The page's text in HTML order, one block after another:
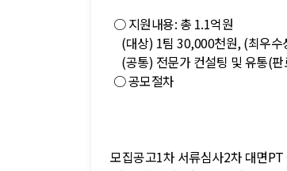
○ 지원내용: 총 1.1억원
(대상) 1팀 30,000천원, (최우수
(공통) 전문가 컨설팅 및 유통(
○ 공모절차
모집공고1차 서류심사2차 대면PT